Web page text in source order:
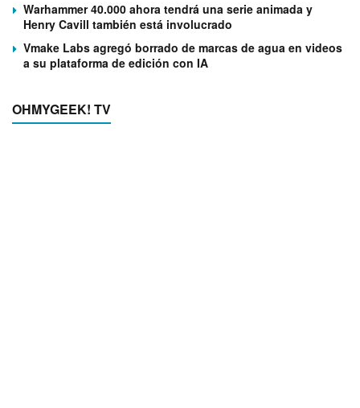
Warhammer 40.000 ahora tendrá una serie animada y
Henry Cavill también está involucrado
Vmake Labs agregó borrado de marcas de agua en videos
a su plataforma de edición con IA
OHMYGEEK! TV